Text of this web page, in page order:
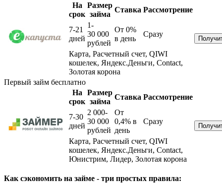
На
срок
Размер
займа
Ставка Рассмотрение
7-21
дней
1-
30 000
рублей
От 0%
в день
Сразу
Карта, Расчетный счет, QIWI
кошелек, Яндекс.Деньги, Contact,
Золотая корона
Первый займ бесплатно
На
срок
Размер
займа
Ставка Рассмотрение
7-30
дней
2 000-
30 000
рублей
От
0,4% в
день
Сразу
Карта, Расчетный счет, QIWI
кошелек, Яндекс.Деньги, Contact,
Юнистрим, Лидер, Золотая корона
Как сэкономить на займе - три простых правила: